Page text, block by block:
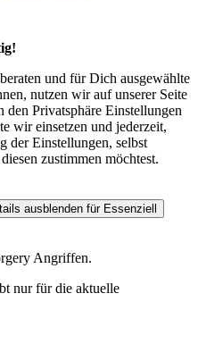
und für Dich ausgewählte
nutzen wir auf unserer Seite
Privatsphäre Einstellungen
wir einsetzen und jederzeit,
der Einstellungen, selbst
zustimmen möchtest.
ausblenden für Essenziell
Angriffen.
nur für die aktuelle